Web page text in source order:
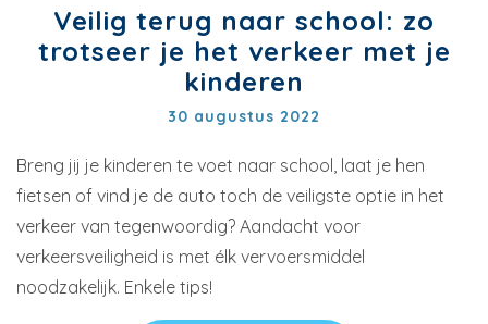
Veilig terug naar school: zo
trotseer je het verkeer met je
kinderen
30 augustus 2022
Breng jij je kinderen te voet naar school, laat je hen
fietsen of vind je de auto toch de veiligste optie in het
verkeer van tegenwoordig? Aandacht voor
verkeersveiligheid is met élk vervoersmiddel
noodzakelijk. Enkele tips!